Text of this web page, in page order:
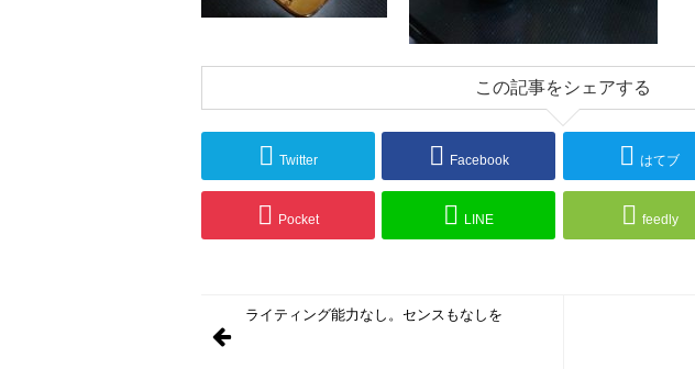
この記事をシェアする
Twitter Facebook はてブ
Pocket LINE feedly
ライティング能力なし。センスもなしを